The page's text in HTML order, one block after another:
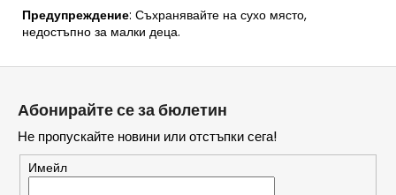
Предупреждение: Съхранявайте на сухо място,
недостъпно за малки деца.
Абонирайте се за бюлетин
Не пропускайте новини или отстъпки сега!
Имейл